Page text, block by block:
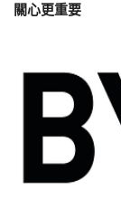
關心更重要